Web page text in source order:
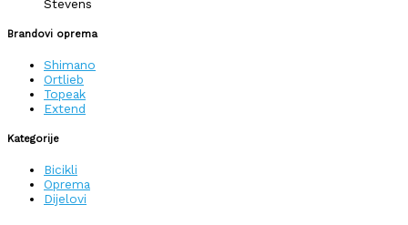
Stevens
Brandovi oprema
Shimano
Ortlieb
Topeak
Extend
Kategorije
Bicikli
Oprema
Dijelovi